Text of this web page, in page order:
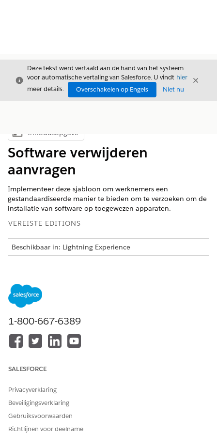
Sluiten
Deze tekst werd vertaald aan de hand van het systeem
voor automatische vertaling van Salesforce. U vindt hier
meer details.
Overschakelen op Engels Niet nu
Sluiten
Inhoudsopgave weergeven
Inhoudsopgave
Software verwijderen
aanvragen
Implementeer deze sjabloon om werknemers een
gestandaardiseerde manier te bieden om te verzoeken om de
installatie van software op toegewezen apparaten.
VEREISTE EDITIONS
Beschikbaar in: Lightning Experience
Deze sjabloon maakt een serviceverzoekrecord die essentiële
gebruikersdetails vastlegt voor nauwkeurige en controleerbare
Intakekenmerken
Het intakeformulier voor deze sjabloon legt deze gegevens
Softwarenaam: De naam van de softwaretoepassing die
toegewezen apparaat.
Reden voor verwijdering: Een korte verklaring voor het
verzoek om verwijdering, zoals een upgrade van het
apparaat, een softwarevervanging of het niet langer nodig
1-800-667-6389
SALESFORCE
Privacyverklaring
Beveiligingsverklaring
Gebruiksvoorwaarden
Richtlijnen voor deelname